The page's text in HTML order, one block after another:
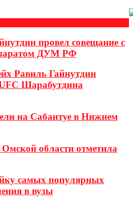
провел совещание с
ДУМ РФ
Равиль Гайнутдин
Шарабутдина
на Сабантуе в Нижнем
области отметила
самых популярных
в вузы